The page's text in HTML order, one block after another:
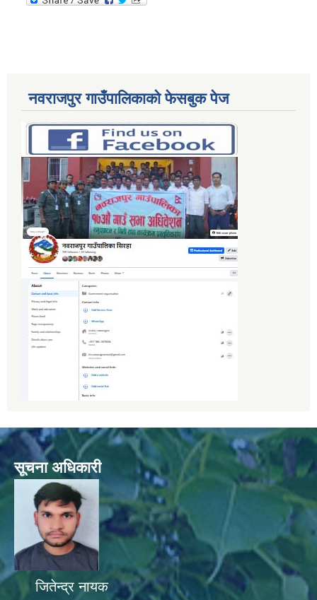
नवराजपुर गाउँपालिकाको फेसबुक पेज
सूचना अधिकारी
जितेन्द्र नायक